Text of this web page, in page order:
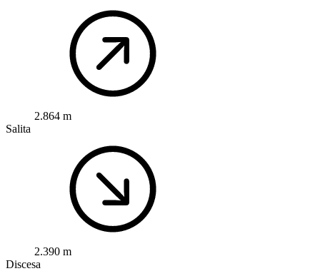
2.864 m
Salita
2.390 m
Discesa